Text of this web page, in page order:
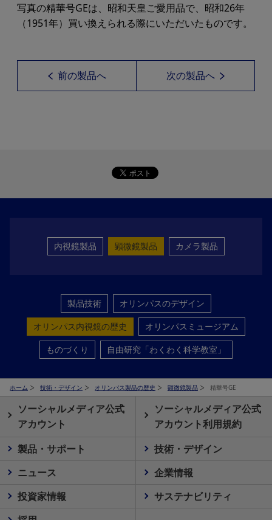
写真の精華号GEは、昭和天皇ご愛用品で、昭和26年
（1951年）買い換えられる際にいただいたものです。
前の製品へ 次の製品へ
内視鏡製品 顕微鏡製品 カメラ製品
製品技術
オリンパスのデザイン
オリンパス内視鏡の歴史
オリンパスミュージアム
ものづくり
自由研究「わくわく科学教室」
ホーム 技術・デザイン オリンパス製品の歴史 顕微鏡製品 精華号GE
ソーシャルメディア公式
アカウント
ソーシャルメディア公式
アカウント利用規約
製品・サポート
技術・デザイン
ニュース
企業情報
投資家情報
サステナビリティ